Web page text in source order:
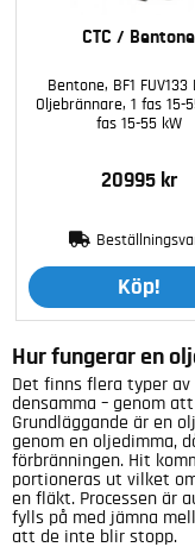
CTC / Bentone
Bentone, BF1 FUV133
Oljebrännare, 1 fas 15-
fas 15-55 kW
20995 kr
Köp!
Hur fungerar en
Det finns flera typer
densamma – genom
Grundläggande är en
genom en oljedimma,
förbränningen. Hit
portioneras ut vilket
en fläkt. Processen är
fylls på med jämna
att de inte blir stopp.